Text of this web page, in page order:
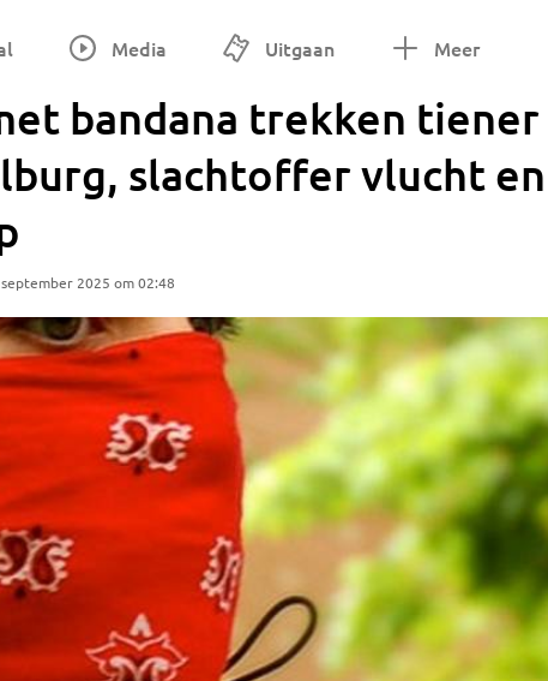
Media Uitgaan Meer
bandana trekken tiener
slachtoffer vlucht en
2025 om 02:48